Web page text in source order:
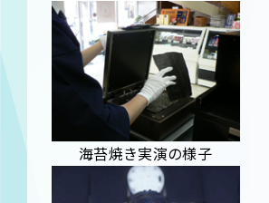
海苔焼き実演の様子